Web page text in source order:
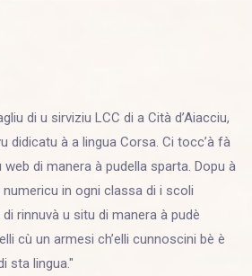
di u sirviziu LCC di a Cità d’Aiacciu,
didicatu à a lingua Corsa. Ci tocc’à fà
di manera à pudella sparta. Dopu à
in ogni classa di i scoli
rinnuvà u situ di manera à pudè
cù un armesi ch’elli cunnoscini bè è
sta lingua."